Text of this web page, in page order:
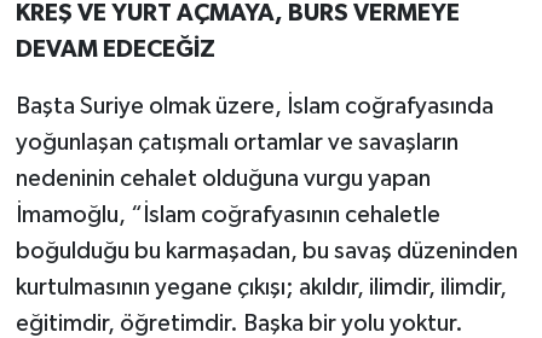
KREŞ VE YURT AÇMAYA, BURS VERMEYE
DEVAM EDECEĞİZ
Başta Suriye olmak üzere, İslam coğrafyasında
yoğunlaşan çatışmalı ortamlar ve savaşların
nedeninin cehalet olduğuna vurgu yapan
İmamoğlu, “İslam coğrafyasının cehaletle
boğulduğu bu karmaşadan, bu savaş düzeninden
kurtulmasının yegane çıkışı; akıldır, ilimdir, ilimdir,
eğitimdir, öğretimdir. Başka bir yolu yoktur.